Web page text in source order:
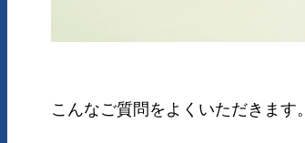
こんなご質問をよくいただきます。